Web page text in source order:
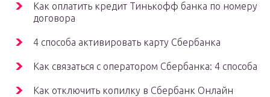
Как оплатить кредит Тинькофф банка по номеру
договора
4 способа активировать карту Сбербанка
Как связаться с оператором Сбербанка: 4 способа
Как отключить копилку в Сбербанк Онлайн